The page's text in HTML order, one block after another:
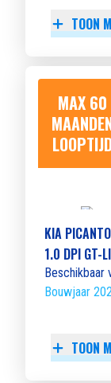
TOON
MAX 60
KIA PICANTO
1.0 DPI GT-
Beschikbaar
Bouwjaar
TOON